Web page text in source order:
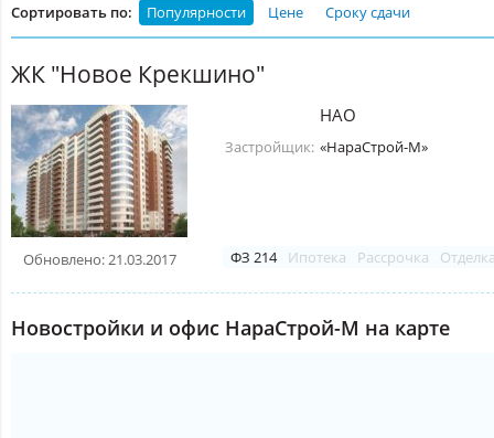
Сортировать по: Популярности Цене Сроку сдачи
ЖК "Новое Крекшино"
Обновлено: 21.03.2017
НАО
Застройщик: «НараСтрой-М»
ФЗ 214 Ипотека Рассрочка
Новостройки и офис НараСтрой-М на карте